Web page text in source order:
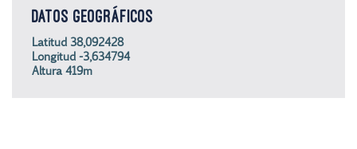
DATOS GEOGRÁFICOS
Latitud 38,092428
Longitud -3,634794
Altura 419m